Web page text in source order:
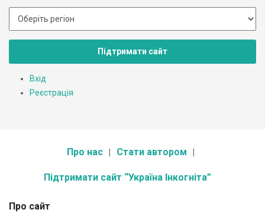
Підтримати сайт
Вхід
Реєстрація
Про нас Стати автором
Підтримати сайт “Україна Інкогніта”
Про сайт